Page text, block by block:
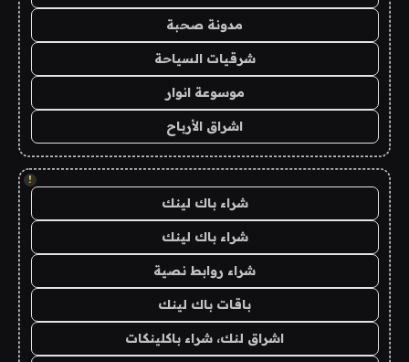
مدونة صحبة
شرقيات السياحة
موسوعة انوار
اشراق الأرباح
!
شراء باك لينك
شراء باك لينك
شراء روابط نصية
باقات باك لينك
اشراق لنك، شراء باكلينكات